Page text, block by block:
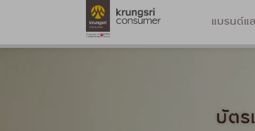
แบรนด์แ